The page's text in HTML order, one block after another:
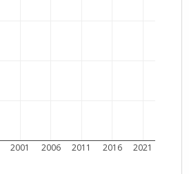
2001 2006 2011 2016 2021